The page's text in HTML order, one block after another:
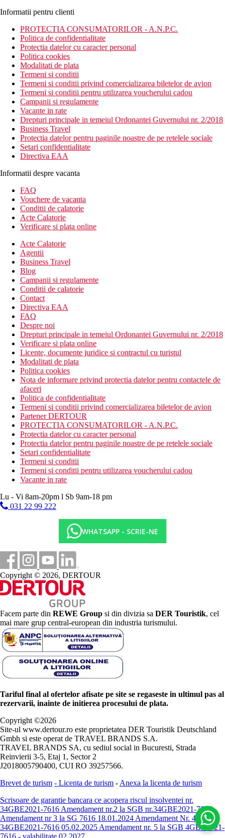
Informatii pentru clienti
PROTECTIA CONSUMATORILOR - A.N.P.C.
Politica de confidentialitate
Protectia datelor cu caracter personal
Politica cookies
Modalitati de plata
Termeni si conditii
Termeni si conditii privind comercializarea biletelor de avion
Termeni si conditii pentru utilizarea voucherului cadou
Campanii si regulamente
Vacante in rate
Drepturi principale in temeiul Ordonantei Guvernului nr. 2/2018
Business Travel
Protectia datelor pentru paginile noastre de pe retelele sociale
Setari confidentialitate
Directiva EAA
Informatii despre vacanta
FAQ
Vouchere de vacanta
Conditii de calatorie
Acte Calatorie
Verificare si plata online
Acte Calatorie
Agentii
Business Travel
Blog
Campanii si regulamente
Conditii de calatorie
Contact
Directiva EAA
FAQ
Despre noi
Drepturi principale in temeiul Ordonantei Guvernului nr. 2/2018
Verificare si plata online
Licente, documente juridice si contractul cu turistul
Modalitati de plata
Politica cookies
Nota de informare privind protectia datelor pentru contactele de
afaceri
Politica de confidentialitate
Termeni si conditii privind comercializarea biletelor de avion
Partener DERTOUR
PROTECTIA CONSUMATORILOR - A.N.P.C.
Protectia datelor cu caracter personal
Protectia datelor pentru paginile noastre de pe retelele sociale
Setari confidentialitate
Termeni si conditii
Termeni si conditii pentru utilizarea voucherului cadou
Vacante in rate
Lu - Vi 8am-20pm l Sb 9am-18 pm
031 22 99 222
WHATSAPP - SCRIE-NE
Copyright © 2026, DERTOUR
Facem parte din REWE Group si din divizia sa DER Touristik, cel
mai mare grup central-european din industria turismului.
Tariful final al ofertelor afisate pe site se regaseste in ultimul pas al
rezervarii, inainte de initierea procesului de plata.
Copyright ©2026
Site-ul www.dertour.ro este proprietatea DER Touristik Deutschland
Gmbh si este operat de TRAVEL BRANDS S.A.
TRAVEL BRANDS SA, cu sediul social in Bucuresti, Strada
Reinvierii 3-5, Etaj 1, Sector 2
J2018005790400, CUI RO 39257566.
Brevet de turism - Licenta de turism - Anexa la licenta de turism
Scrisoare de garantie bancara ce acopera riscul insolventei nr.
34GBE2021-7616 Amendament nr.2 la SGB nr.34GBE2021-7616
Amendament nr 3 la SG 7616 18.01.2024 Amendament Nr. 4 -
34GBE2021-7616 05.02.2025 Amendament nr. 5 la SGB 4GBE2021-